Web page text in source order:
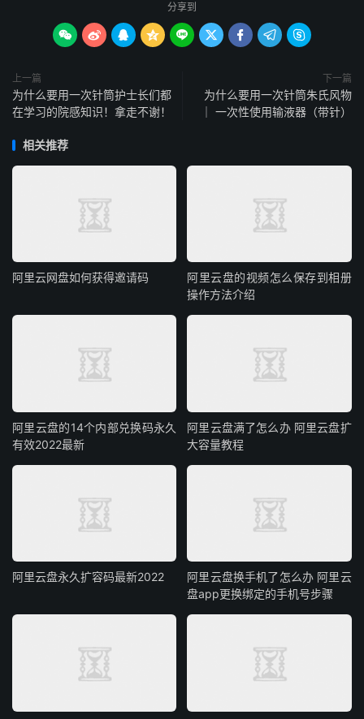
分享到
        
上一篇
为什么要用一次针筒护士长们都
在学习的院感知识！拿走不谢！
下一篇
为什么要用一次针筒朱氏风物
｜ 一次性使用输液器（带针）
相关推荐
阿里云网盘如何获得邀请码
阿里云盘的视频怎么保存到相册
操作方法介绍
阿里云盘的14个内部兑换码永久
有效2022最新
阿里云盘满了怎么办 阿里云盘扩
大容量教程
阿里云盘永久扩容码最新2022
阿里云盘换手机了怎么办 阿里云
盘app更换绑定的手机号步骤